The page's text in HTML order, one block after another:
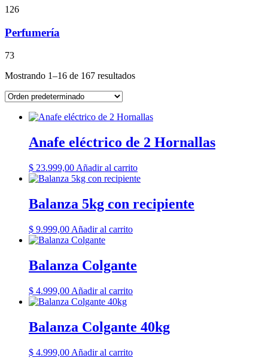
126
Perfumería
73
Mostrando 1–16 de 167 resultados
Anafe eléctrico de 2 Hornallas
$ 23.999,00 Añadir al carrito
Balanza 5kg con recipiente
$ 9.999,00 Añadir al carrito
Balanza Colgante
$ 4.999,00 Añadir al carrito
Balanza Colgante 40kg
$ 4.999,00 Añadir al carrito